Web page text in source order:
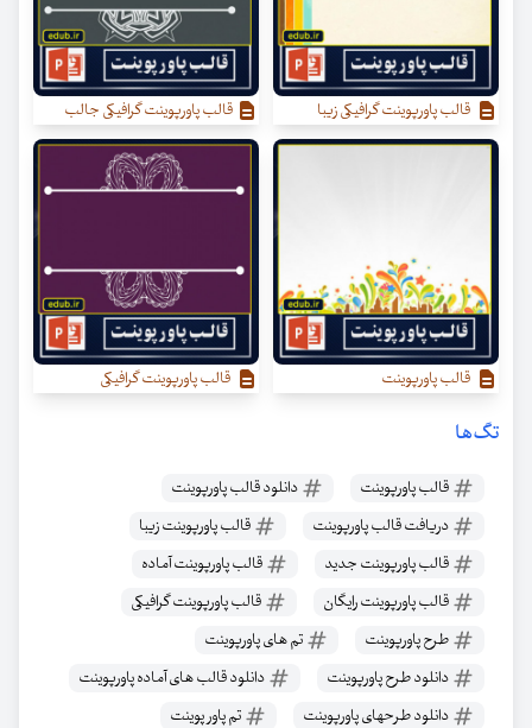
قالب پاورپوینت گرافیکی زیبا قالب پاورپوینت گرافیکی جالب
قالب پاورپوینت قالب پاورپوینت گرافیکی
تگ‌ها
قالب پاورپوینت
دانلود قالب پاورپوینت
دریافت قالب پاورپوینت
قالب پاورپوینت زیبا
قالب پاورپوینت جدید
قالب پاورپوینت آماده
قالب پاورپوینت رایگان
قالب پاورپوینت گرافیکی
طرح پاورپوینت
تم های پاورپوینت
دانلود طرح پاورپوینت
دانلود قالب های آماده پاورپوینت
دانلود طرحهای پاورپوینت
تم پاور پوینت